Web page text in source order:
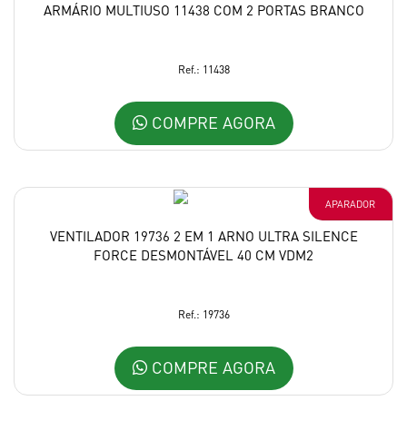
ARMÁRIO MULTIUSO 11438 COM 2 PORTAS BRANCO
Ref.: 11438
COMPRE AGORA
APARADOR
VENTILADOR 19736 2 EM 1 ARNO ULTRA SILENCE
FORCE DESMONTÁVEL 40 CM VDM2
Ref.: 19736
COMPRE AGORA